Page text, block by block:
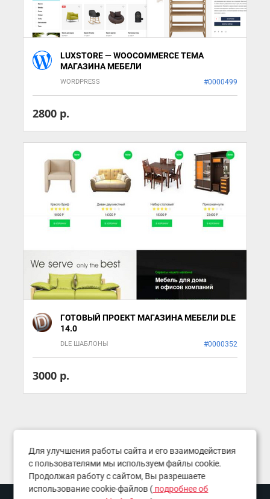
LUXSTORE — WOOCOMMERCE ТЕМА
МАГАЗИНА МЕБЕЛИ
WORDPRESS #0000499
2800 р.
ГОТОВЫЙ ПРОЕКТ МАГАЗИНА МЕБЕЛИ DLE
14.0
DLE ШАБЛОНЫ #0000352
3000 р.
Для улучшения работы сайта и его взаимодействия
с пользователями мы используем файлы cookie.
Продолжая работу с сайтом, Вы разрешаете
использование cookie-файлов ( подробнее об